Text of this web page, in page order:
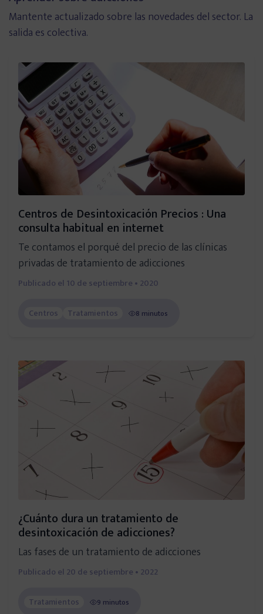
Ciudad Real
Infórmate y aprende
Consejos de especialistas
Vídeos informativos
Historias reales
Noticias de actualidad
Guías descargables
ONG’s y Asociaciones
Entidades públicas
Haz tu test de adicciones
Cocaína
Alcoholismo
Cannabis
Mantente actualizado sobre las novedades del sector. La
salida es colectiva.
Centros de Desintoxicación Precios : Una
consulta habitual en internet
Te contamos el porqué del precio de las clínicas
privadas de tratamiento de adicciones
Publicado el 10 de septiembre • 2020
Centros Tratamientos 8 minutos
¿Cuánto dura un tratamiento de
desintoxicación de adicciones?
Las fases de un tratamiento de adicciones
Publicado el 20 de septiembre • 2022
Tratamientos 9 minutos